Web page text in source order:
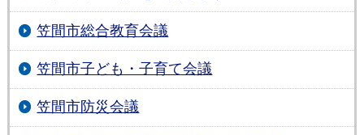
笠間市総合教育会議
笠間市子ども・子育て会議
笠間市防災会議